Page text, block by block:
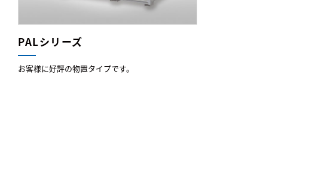
PALシリーズ
お客様に好評の物置タイプです。